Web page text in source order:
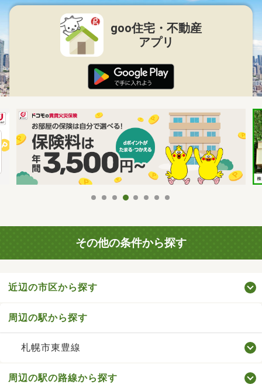
goo住宅・不動産
アプリ
その他の条件から探す
近辺の市区から探す
周辺の駅から探す
札幌市東豊線
周辺の駅の路線から探す